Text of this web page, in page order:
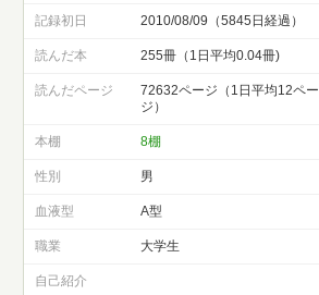
記録初日 2010/08/09（5845日経過）
読んだ本 255冊（1日平均0.04冊)
読んだページ
72632ページ（1日平均12ペー
ジ）
本棚 8棚
性別 男
血液型 A型
職業 大学生
自己紹介